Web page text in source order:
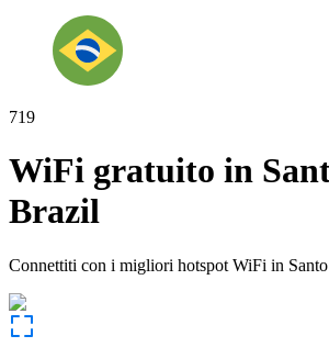
719
WiFi gratuito in
Brazil
Connettiti con i migliori hotspot WiFi in